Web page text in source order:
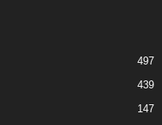
497
439
147